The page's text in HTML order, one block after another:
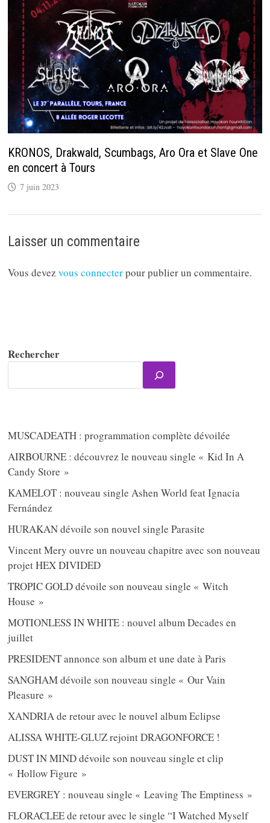
KRONOS, Drakwald, Scumbags, Aro Ora et Slave One
en concert à Tours
7 juin 2023
Laisser un commentaire
Vous devezvous connecterpour publier un commentaire.
Rechercher
MUSCADEATH : programmation complète dévoilée
AIRBOURNE : découvrez le nouveau single « Kid In A
Candy Store »
KAMELOT : nouveau single Ashen World feat Ignacia
Fernández
HURAKAN dévoile son nouvel single Parasite
Vincent Mery ouvre un nouveau chapitre avec son nouveau
projet HEX DIVIDED
TROPIC GOLD dévoile son nouveau single « Witch
House »
MOTIONLESS IN WHITE : nouvel album Decades en
juillet
PRESIDENT annonce son album et une date à Paris
SANGHAM dévoile son nouveau single « Our Vain
Pleasure »
XANDRIA de retour avec le nouvel album Eclipse
ALISSA WHITE-GLUZ rejoint DRAGONFORCE !
DUST IN MIND dévoile son nouveau single et clip
« Hollow Figure »
EVERGREY : nouveau single « Leaving The Emptiness »
FLORACLEE de retour avec le single “I Watched Myself